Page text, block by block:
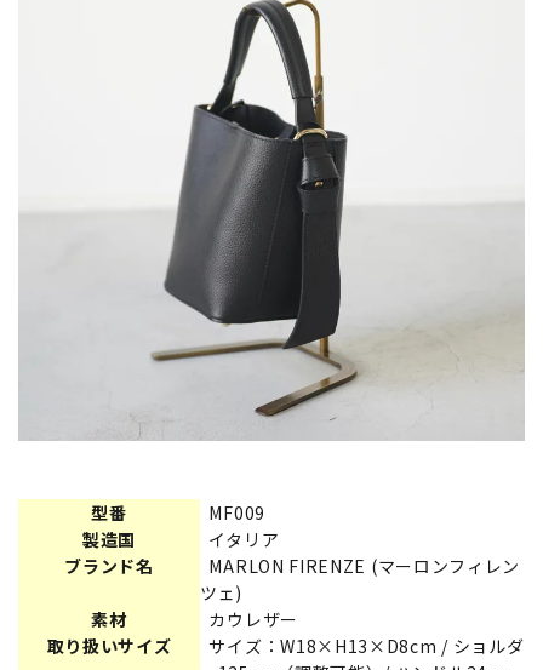
型番
MF009
製造国
イタリア
ブランド名
MARLON FIRENZE (マーロンフィレン
ツェ)
素材
カウレザー
取り扱いサイズ
サイズ：W18×H13×D8cm / ショルダ